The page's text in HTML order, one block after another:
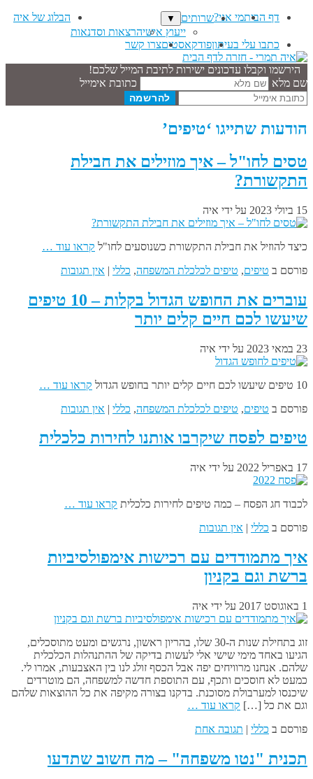
דף הביתמי אני?שרותים ▼
ייעוץ אישיהרצאות וסדנאות
הבלוג של איה
כתבו עלי בעיתוןפודקאסטיםצרו קשר
הירשמו וקבלו עדכונים ישירות לתיבת המייל שלכם!
שם מלא
כתובת אימייל
הודעות שתייגו ‘טיפים’
טסים לחו"ל – איך מוזילים את חבילת
התקשורת?
15 ביולי 2023 על ידי איה
כיצד להוזיל את חבילת התקשורת כשנוסעים לחו"ל קראו עוד …
פורסם ב טיפים, טיפים לכלכלת המשפחה, כללי | אין תגובות
עוברים את החופש הגדול בקלות – 10 טיפים
שיעשו לכם חיים קלים יותר
23 במאי 2023 על ידי איה
10 טיפים שיעשו לכם חיים קלים יותר בחופש הגדול
קראו עוד …
פורסם ב טיפים, טיפים לכלכלת המשפחה, כללי | אין תגובות
טיפים לפסח שיקרבו אותנו לחירות כלכלית
17 באפריל 2022 על ידי איה
לכבוד חג הפסח – כמה טיפים לחירות כלכלית קראו עוד …
פורסם ב כללי | אין תגובות
איך מתמודדים עם רכישות אימפולסיביות
ברשת וגם בקניון
1 באוגוסט 2017 על ידי איה
זוג בתחילת שנות ה-30 שלו, בהריון ראשון, נרגשים ומעט מתוסכלים,
הגיעו באחד מימי שישי אלי לעשות בדיקה של ההתנהלות הכלכלית
שלהם. אנחנו מרוויחים יפה אבל הכסף זולג לנו בין האצבעות, אמרו לי.
כמעט לא חוסכים ותכף, עם התוספת חדשה למשפחה, הם מוטרדים
שיכנסו למערבולת מסוכנת. בדקנו בצורה מקיפה את כל ההוצאות שלהם
וגם את כל […] קראו עוד …
פורסם ב כללי | תגובה אחת
תכנית "נטו משפחה" – מה חשוב שתדעו